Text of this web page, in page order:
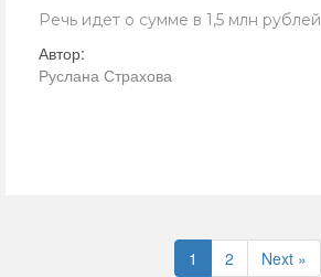
Речь идет о сумме в 1,5 млн рублей
Автор:
Руслана Страхова
1 2 Next »